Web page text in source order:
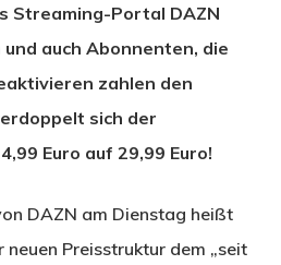
Streaming-Portal DAZN
auch Abonnenten, die
zahlen den
sich der
Euro auf 29,99 Euro!
DAZN am Dienstag heißt
Preisstruktur dem „seit